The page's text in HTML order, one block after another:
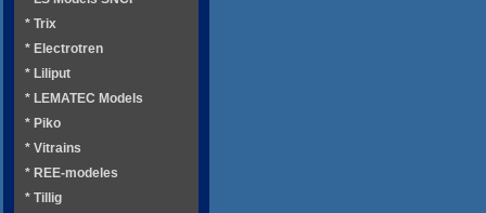
* Trix
* Electrotren
* Liliput
* LEMATEC Models
* Piko
* Vitrains
* REE-modeles
* Tillig